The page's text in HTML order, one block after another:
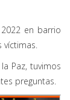
en barrio
Paz, tuvimos
preguntas.